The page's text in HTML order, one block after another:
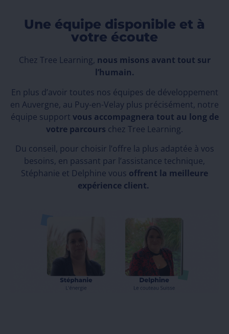
Une équipe disponible et à
votre écoute
Chez Tree Learning, nous misons avant tout sur
l’humain.
En plus d’avoir toutes nos équipes de développement
en Auvergne, au Puy-en-Velay plus précisément, notre
équipe support vous accompagnera tout au long de
votre parcours chez Tree Learning.
Du conseil, pour choisir l’offre la plus adaptée à vos
besoins, en passant par l’assistance technique,
Stéphanie et Delphine vous offrent la meilleure
expérience client.